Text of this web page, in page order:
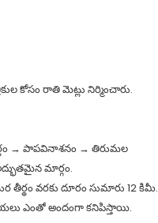
కోసం రాతి మెట్లు నిర్మించారు.
→ పాపవినాశనం → తిరుమల
మార్గం.
తీర్థం వరకు దూరం సుమారు 12 కిమీ.
ఎంతో అందంగా కనిపిస్తాయి.